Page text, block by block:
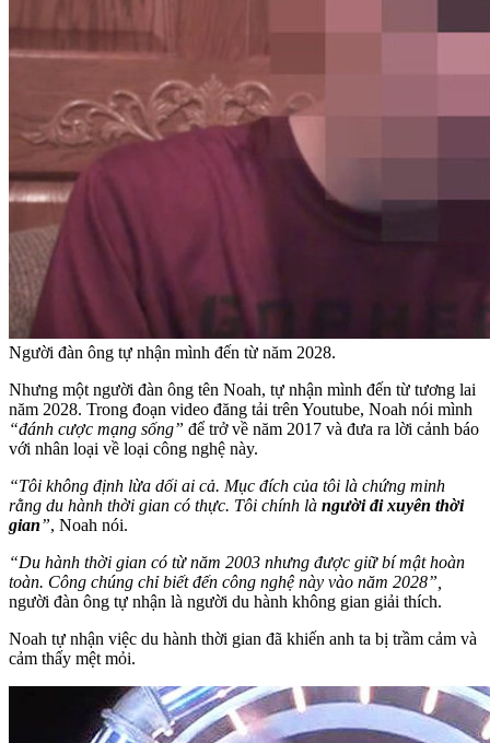
Người đàn ông tự nhận mình đến từ năm 2028.
Nhưng một người đàn ông tên Noah, tự nhận mình đến từ tương lai
năm 2028. Trong đoạn video đăng tải trên Youtube, Noah nói mình
“đánh cược mạng sống” để trở về năm 2017 và đưa ra lời cảnh báo
với nhân loại về loại công nghệ này.
“Tôi không định lừa dối ai cả. Mục đích của tôi là chứng minh
rằng du hành thời gian có thực. Tôi chính là người đi xuyên thời
gian”, Noah nói.
“Du hành thời gian có từ năm 2003 nhưng được giữ bí mật hoàn
toàn. Công chúng chỉ biết đến công nghệ này vào năm 2028”,
người đàn ông tự nhận là người du hành không gian giải thích.
Noah tự nhận việc du hành thời gian đã khiến anh ta bị trầm cảm và
cảm thấy mệt mỏi.